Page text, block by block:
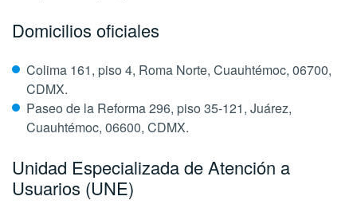
Domicilios oficiales
Colima 161, piso 4, Roma Norte, Cuauhtémoc, 06700,
CDMX.
Paseo de la Reforma 296, piso 35-121, Juárez,
Cuauhtémoc, 06600, CDMX.
Unidad Especializada de Atención a
Usuarios (UNE)